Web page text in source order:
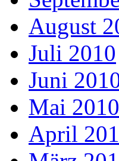
August
Juli 2010
Juni
Mai 2010
April